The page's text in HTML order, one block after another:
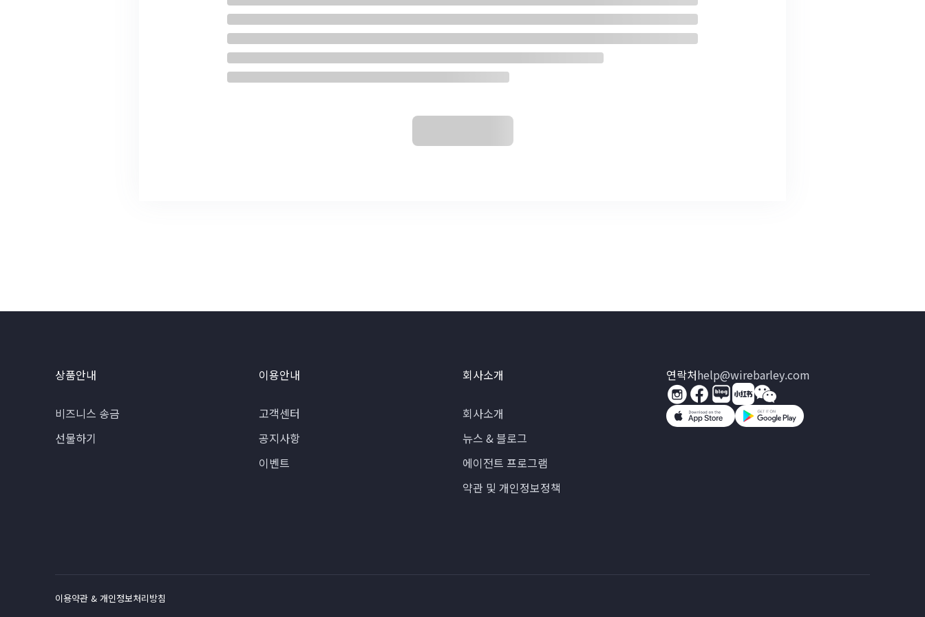
상품안내
비즈니스 송금
선물하기
이용안내
고객센터
공지사항
이벤트
회사소개
회사소개
뉴스 & 블로그
에이전트 프로그램
약관 및 개인정보정책
연락처help@wirebarley.com
이용약관 & 개인정보처리방침